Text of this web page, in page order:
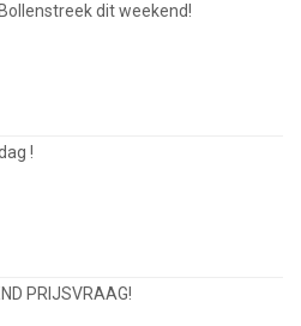
dit weekend!
!
PRIJSVRAAG!